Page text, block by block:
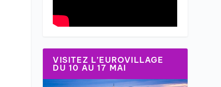
VISITEZ L’EUROVILLAGE
DU 10 AU 17 MAI